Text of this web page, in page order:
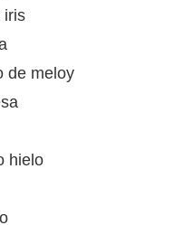
iris
de meloy
hielo